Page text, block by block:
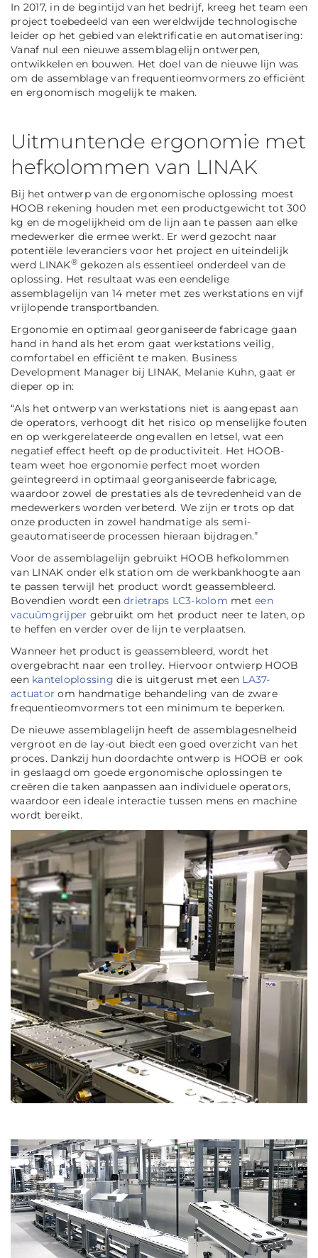
In 2017, in de begintijd van het bedrijf, kreeg het team een
project toebedeeld van een wereldwijde technologische
leider op het gebied van elektrificatie en automatisering:
Vanaf nul een nieuwe assemblagelijn ontwerpen,
ontwikkelen en bouwen. Het doel van de nieuwe lijn was
om de assemblage van frequentieomvormers zo efficiënt
en ergonomisch mogelijk te maken.
Uitmuntende ergonomie met
hefkolommen van LINAK
Bij het ontwerp van de ergonomische oplossing moest
HOOB rekening houden met een productgewicht tot 300
kg en de mogelijkheid om de lijn aan te passen aan elke
medewerker die ermee werkt. Er werd gezocht naar
potentiële leveranciers voor het project en uiteindelijk
werd LINAK®gekozen als essentieel onderdeel van de
oplossing. Het resultaat was een eendelige
assemblagelijn van 14 meter met zes werkstations en vijf
vrijlopende transportbanden.
Ergonomie en optimaal georganiseerde fabricage gaan
hand in hand als het erom gaat werkstations veilig,
comfortabel en efficiënt te maken. Business
Development Manager bij LINAK, Melanie Kuhn, gaat er
dieper op in:
“Als het ontwerp van werkstations niet is aangepast aan
de operators, verhoogt dit het risico op menselijke fouten
en op werkgerelateerde ongevallen en letsel, wat een
negatief effect heeft op de productiviteit. Het HOOB-
team weet hoe ergonomie perfect moet worden
geïntegreerd in optimaal georganiseerde fabricage,
waardoor zowel de prestaties als de tevredenheid van de
medewerkers worden verbeterd. We zijn er trots op dat
onze producten in zowel handmatige als semi-
geautomatiseerde processen hieraan bijdragen.”
Voor de assemblagelijn gebruikt HOOB hefkolommen
van LINAK onder elk station om de werkbankhoogte aan
te passen terwijl het product wordt geassembleerd.
Bovendien wordt een drietraps LC3-kolom met een
vacuümgrijper gebruikt om het product neer te laten, op
te heffen en verder over de lijn te verplaatsen.
Wanneer het product is geassembleerd, wordt het
overgebracht naar een trolley. Hiervoor ontwierp HOOB
een kanteloplossing die is uitgerust met een LA37-
actuator om handmatige behandeling van de zware
frequentieomvormers tot een minimum te beperken.
De nieuwe assemblagelijn heeft de assemblagesnelheid
vergroot en de lay-out biedt een goed overzicht van het
proces. Dankzij hun doordachte ontwerp is HOOB er ook
in geslaagd om goede ergonomische oplossingen te
creëren die taken aanpassen aan individuele operators,
waardoor een ideale interactie tussen mens en machine
wordt bereikt.